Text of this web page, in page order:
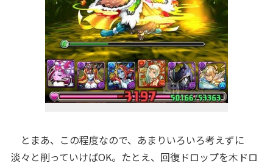
とまあ、この程度なので、あまりいろいろ考えずに
淡々と削っていけばOK。たとえ、回復ドロップを木ドロ